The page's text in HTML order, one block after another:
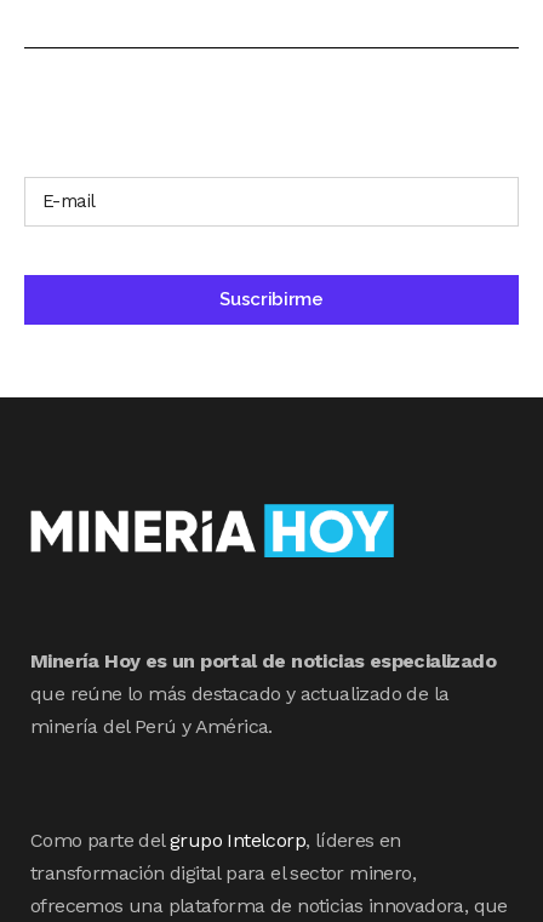
Minería Hoy es un portal de noticias especializado
que reúne lo más destacado y actualizado de la
minería del Perú y América.
Como parte delgrupo Intelcorp, líderes en
transformación digital para el sector minero,
ofrecemos una plataforma de noticias innovadora, que